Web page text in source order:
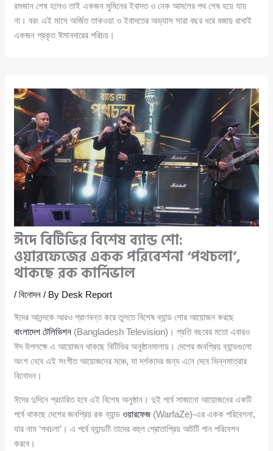
রমজান শেষ হলেও তাই একজন মুমিনের ইবাদত ও নেক আমলের পথ শেষ হয়ে যায়
না। বরং এই মাসে অর্জিত তাকওয়া ও ইবাদতের অভ্যাস সারা বছর ধরে বজায় রাখাই
একজন প্রকৃত ঈমানদারের পরিচয়।
ঈদে বিটিভির বিশেষ ব্যান্ড শো:
ওয়ারফেজের একক পরিবেশনা ‘পথচলা’,
থাকছে রক কার্নিভাল
/বিনোদন / By Desk Report
ঈদের আনন্দকে আরও প্রাণবন্ত করে তুলতে বিশেষ ব্যান্ড শোর আয়োজন করছে
বাংলাদেশ টেলিভিশন (Bangladesh Television)। প্রতি বছরের মতো এবারও
ঈদ উপলক্ষে এ আয়োজন থাকছে বিটিভির অনুষ্ঠানমালায়। দেশের জনপ্রিয় ব্যান্ডগুলো
অংশ নেবে এই সংগীত আয়োজনের মঞ্চে, যা দর্শকদের জন্য এনে দেবে ভিন্নমাত্রার
বিনোদন।
ঈদের দুদিনে প্রচারিত হবে এই বিশেষ অনুষ্ঠান। দুই পর্বে সাজানো আয়োজনের একটি
পর্বে থাকছে দেশের জনপ্রিয় রক ব্যান্ডওয়ারফেজ (WarfaZe)-এর একক পরিবেশনা,
যার নাম ‘পথচলা’। এ পর্বে ব্যান্ডটি তাদের বহুল শ্রোতাপ্রিয় আটটি গান পরিবেশন
করবে।